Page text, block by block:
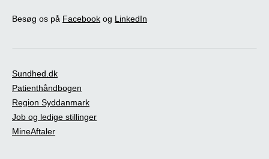
Besøg os på Facebook og LinkedIn
Sundhed.dk
Patienthåndbogen
Region Syddanmark
Job og ledige stillinger
MineAftaler